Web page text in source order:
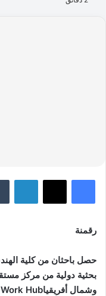
فيسبوك لينكدإن
رقمنة
حصل باحثان من كلية
بحثية دولية من مركز